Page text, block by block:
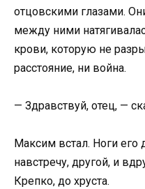
отцовскими глазами.
между ними
крови, которую не
расстояние, ни война.
— Здравствуй, отец, —
Максим встал. Ноги
навстречу, другой, и
Крепко, до хруста.